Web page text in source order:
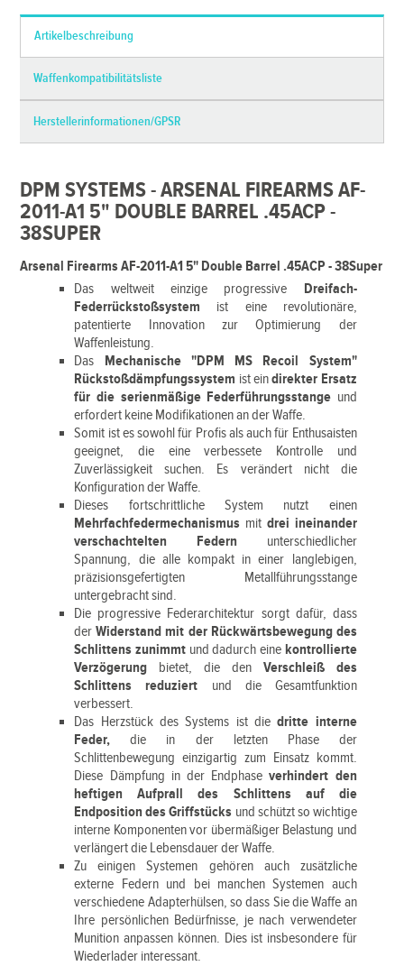
Artikelbeschreibung
Waffenkompatibilitätsliste
Herstellerinformationen/GPSR
DPM SYSTEMS - ARSENAL FIREARMS AF-
2011-A1 5" DOUBLE BARREL .45ACP -
38SUPER
Arsenal Firearms AF-2011-A1 5" Double Barrel .45ACP - 38Super
Das weltweit einzige progressive Dreifach-
Federrückstoßsystem ist eine revolutionäre,
patentierte Innovation zur Optimierung der
Waffenleistung.
Das Mechanische "DPM MS Recoil System"
Rückstoßdämpfungssystem ist eindirekter Ersatz
für die serienmäßige Federführungsstange und
erfordert keine Modifikationen an der Waffe.
Somit ist es sowohl für Profis als auch für Enthusaisten
geeignet, die eine verbessete Kontrolle und
Zuverlässigkeit suchen. Es verändert nicht die
Konfiguration der Waffe.
Dieses fortschrittliche System nutzt einen
Mehrfachfedermechanismus mit drei ineinander
verschachtelten Federn unterschiedlicher
Spannung, die alle kompakt in einer langlebigen,
präzisionsgefertigten Metallführungsstange
untergebracht sind.
Die progressive Federarchitektur sorgt dafür, dass
derWiderstand mit der Rückwärtsbewegung des
Schlittens zunimmt und dadurch eine kontrollierte
Verzögerung bietet, die den Verschleiß des
Schlittens reduziert und die Gesamtfunktion
verbessert.
Das Herzstück des Systems ist diedritte interne
Feder, die in der letzten Phase der
Schlittenbewegung einzigartig zum Einsatz kommt.
Diese Dämpfung in der Endphaseverhindert den
heftigen Aufprall des Schlittens auf die
Endposition des Griffstücks und schützt so wichtige
interne Komponenten vor übermäßiger Belastung und
verlängert die Lebensdauer der Waffe.
Zu einigen Systemen gehören auch zusätzliche
externe Federn und bei manchen Systemen auch
verschiedene Adapterhülsen, so dass Sie die Waffe an
Ihre persönlichen Bedürfnisse, je nach verwendeter
Munition anpassen können. Dies ist insbesondere für
Wiederlader interessant.